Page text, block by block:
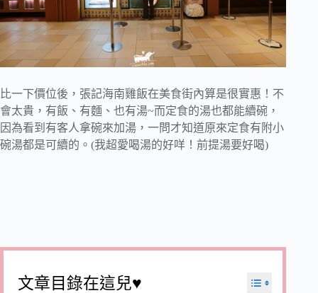
比一下價位後，張記海南雞飯在美食街內算是很實惠！不
會太貴，有飯、有麵、也有湯~而定食的湯也都能續碗，
因為看到有客人拿碗來加湯，一問才知道原來定食有附小
碗湯都是可續的。(我超愛喝湯的好咩！前提湯要好喝)
文章目錄在這兒♥